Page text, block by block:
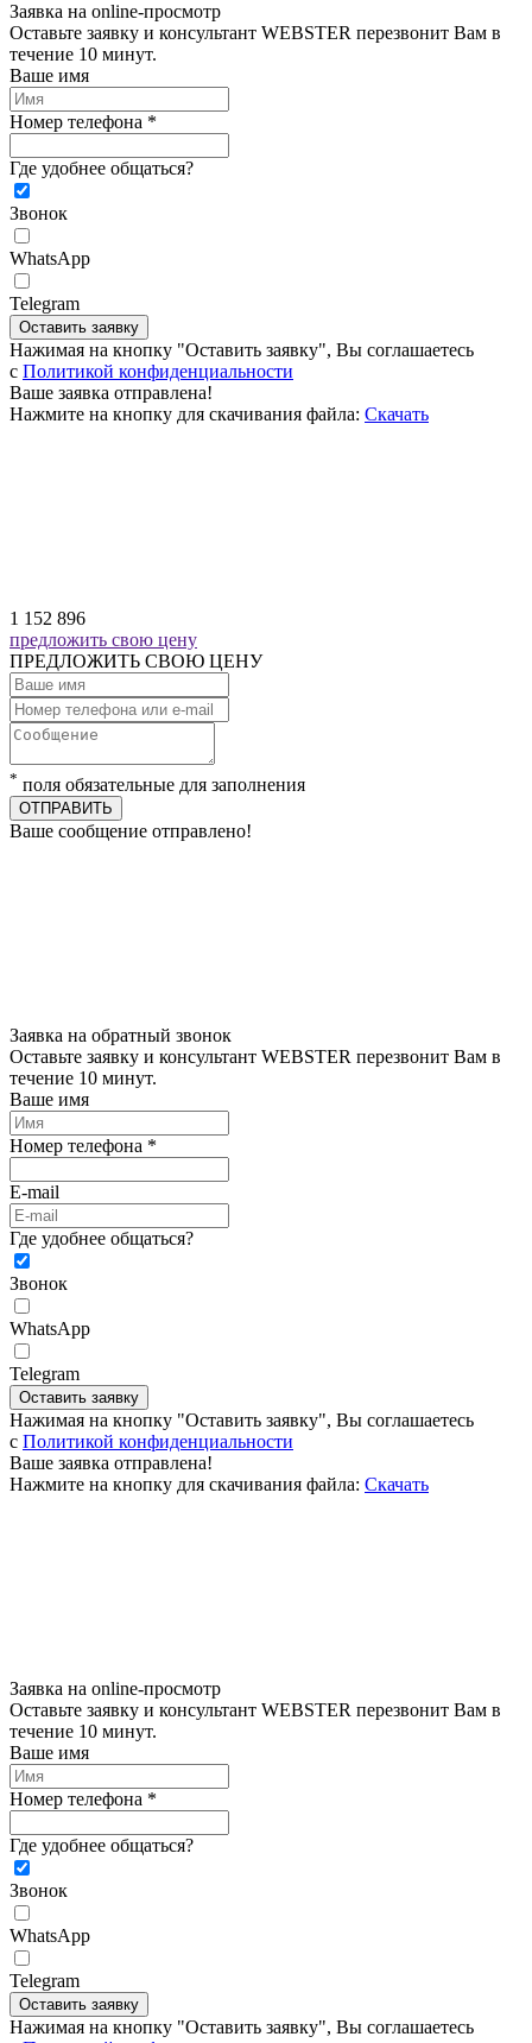
Заявка на online-просмотр
Оставьте заявку и консультант WEBSTER перезвонит Вам в
течение 10 минут.
Ваше имя
Номер телефона *
Где удобнее общаться?
Звонок
WhatsApp
Telegram
Оставить заявку
Нажимая на кнопку "Оставить заявку", Вы соглашаетесь
c Политикой конфиденциальности
Ваше заявка отправлена!
Нажмите на кнопку для скачивания файла: Скачать
1 152 896
предложить свою цену
ПРЕДЛОЖИТЬ СВОЮ ЦЕНУ
* поля обязательные для заполнения
ОТПРАВИТЬ
Ваше сообщение отправлено!
Заявка на обратный звонок
Оставьте заявку и консультант WEBSTER перезвонит Вам в
течение 10 минут.
Ваше имя
Номер телефона *
E-mail
Где удобнее общаться?
Звонок
WhatsApp
Telegram
Оставить заявку
Нажимая на кнопку "Оставить заявку", Вы соглашаетесь
c Политикой конфиденциальности
Ваше заявка отправлена!
Нажмите на кнопку для скачивания файла: Скачать
Заявка на online-просмотр
Оставьте заявку и консультант WEBSTER перезвонит Вам в
течение 10 минут.
Ваше имя
Номер телефона *
Где удобнее общаться?
Звонок
WhatsApp
Telegram
Оставить заявку
Нажимая на кнопку "Оставить заявку", Вы соглашаетесь